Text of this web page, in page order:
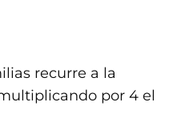
recurre a la
por 4 el